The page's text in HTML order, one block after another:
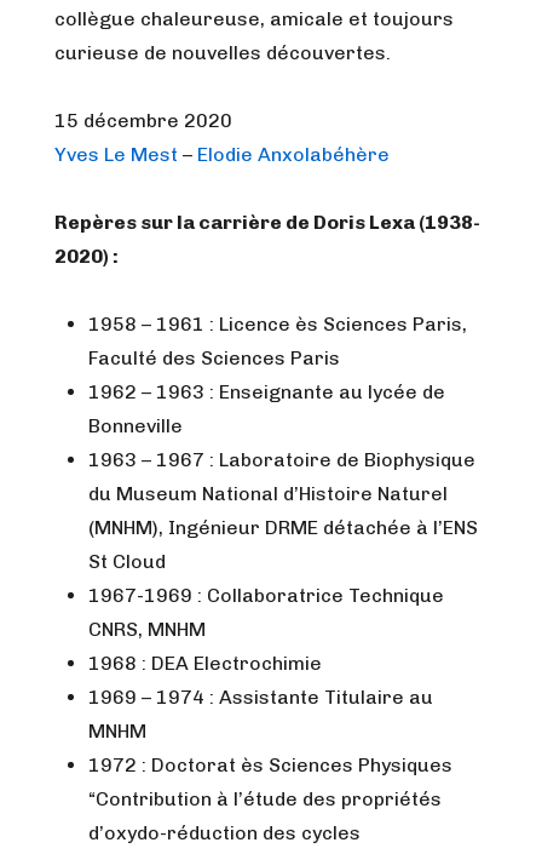
collègue chaleureuse, amicale et toujours
curieuse de nouvelles découvertes.
15 décembre 2020
Yves Le Mest – Elodie Anxolabéhère
Repères sur la carrière de Doris Lexa (1938-
2020) :
1958 – 1961 : Licence ès Sciences Paris,
Faculté des Sciences Paris
1962 – 1963 : Enseignante au lycée de
Bonneville
1963 – 1967 : Laboratoire de Biophysique
du Museum National d’Histoire Naturel
(MNHM), Ingénieur DRME détachée à l’ENS
St Cloud
1967-1969 : Collaboratrice Technique
CNRS, MNHM
1968 : DEA Electrochimie
1969 – 1974 : Assistante Titulaire au
MNHM
1972 : Doctorat ès Sciences Physiques
“Contribution à l’étude des propriétés
d’oxydo-réduction des cycles